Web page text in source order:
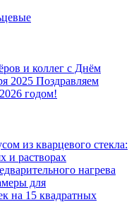
и коллег с Днём
2025 Поздравляем
годом!
из кварцевого стекла:
и растворах
нагрева
для
на 15 квадратных